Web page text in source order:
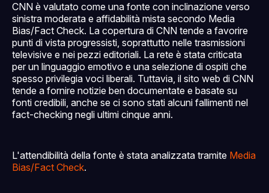
CNN è valutato come una fonte con inclinazione verso
sinistra moderata e affidabilità mista secondo Media
Bias/Fact Check. La copertura di CNN tende a favorire
punti di vista progressisti, soprattutto nelle trasmissioni
televisive e nei pezzi editoriali. La rete è stata criticata
per un linguaggio emotivo e una selezione di ospiti che
spesso privilegia voci liberali. Tuttavia, il sito web di CNN
tende a fornire notizie ben documentate e basate su
fonti credibili, anche se ci sono stati alcuni fallimenti nel
fact-checking negli ultimi cinque anni.
L'attendibilità della fonte è stata analizzata tramite Media
Bias/Fact Check.